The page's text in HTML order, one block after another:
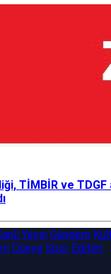
TİMBİR ve
Yayın Gündem
Dünya Spor Eğitim